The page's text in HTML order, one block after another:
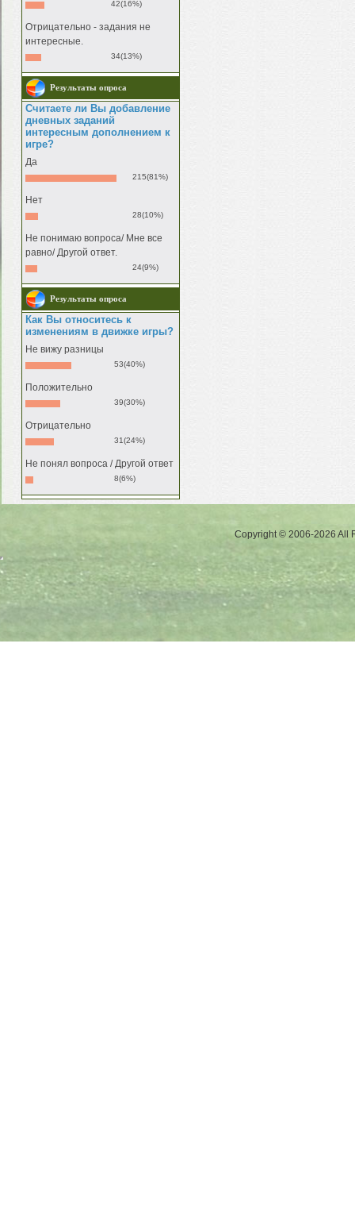
42(16%)
Отрицательно - задания не
интересные.
34(13%)
Результаты опроса
Считаете ли Вы добавление
дневных заданий
интересным дополнением к
игре?
Да
215(81%)
Нет
28(10%)
Не понимаю вопроса/ Мне все
равно/ Другой ответ.
24(9%)
Результаты опроса
Как Вы относитесь к
изменениям в движке игры?
Не вижу разницы
53(40%)
Положительно
39(30%)
Отрицательно
31(24%)
Не понял вопроса / Другой ответ
8(6%)
Copyright © 2006-2026 All